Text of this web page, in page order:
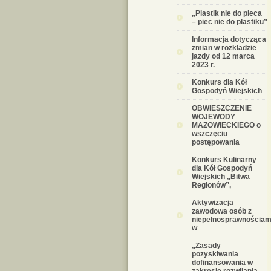
„Plastik nie do pieca
– piec nie do plastiku”
Informacja dotycząca
zmian w rozkładzie
jazdy od 12 marca
2023 r.
Konkurs dla Kół
Gospodyń Wiejskich
OBWIESZCZENIE
WOJEWODY
MAZOWIECKIEGO o
wszczęciu
postępowania
Konkurs Kulinarny
dla Kół Gospodyń
Wiejskich „Bitwa
Regionów”,
Aktywizacja
zawodowa osób z
w
„Zasady
pozyskiwania
dofinansowania w